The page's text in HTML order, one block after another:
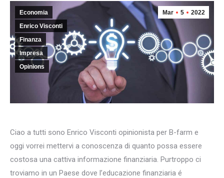
Mar 5 2022
Economia
Enrico Visconti
Finanza
Impresa
Opinions
Ciao a tutti sono Enrico Visconti opinionista per B-farm e
oggi vorrei mettervi a conoscenza di quanto possa essere
costosa una cattiva informazione finanziaria. Purtroppo ci
troviamo in un Paese dove l’educazione finanziaria é